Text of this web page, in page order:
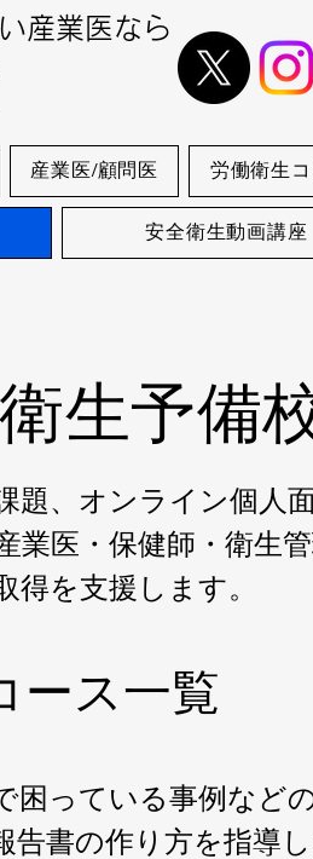
産業医なら
産業医/顧問医 労働衛生
安全衛生動画講座
生予備
、オンライン個人
医・保健師・衛生
得を支援します。
ース一覧
っている事例など
告書の作り方を指導